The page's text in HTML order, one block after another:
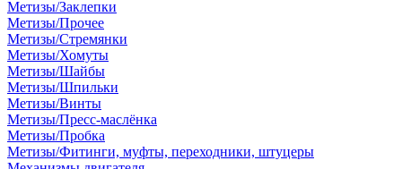
Метизы/Заклепки
Метизы/Прочее
Метизы/Стремянки
Метизы/Хомуты
Метизы/Шайбы
Метизы/Шпильки
Метизы/Винты
Метизы/Пресс-маслёнка
Метизы/Пробка
Метизы/Фитинги, муфты, переходники, штуцеры